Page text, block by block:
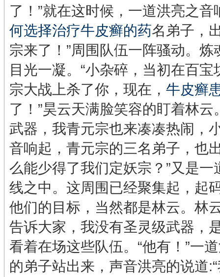
了！”就在这时候，一道洪亮之
何选择治疗牛皮癣的药名弟子，
宗来了！”周围队伍一阵骚动。
目光一凝。“小杂碎，当初在百
宗大战上杀了你，现在， 牛皮癣
了！”昊云天满脸笑容的盯着林
武器，我青元宗也来凑凑热闹，
音响起，青元宗的三名弟子，也
么能少得了我们定妖宗？”又是
线之中。这周围已经聚集起，起
他们的目标，当然都是林云。林
告诉大家，我没有圣灵级武器，
看着在场这些队伍。“他有！”一
的弟子站出来，声音洪亮的说道